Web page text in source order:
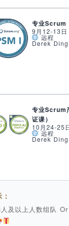
专业Scrum
9月12-13日
远程
Derek
专业Scrum
证课）
10月24-25
远程
Derek
及以上人数组队